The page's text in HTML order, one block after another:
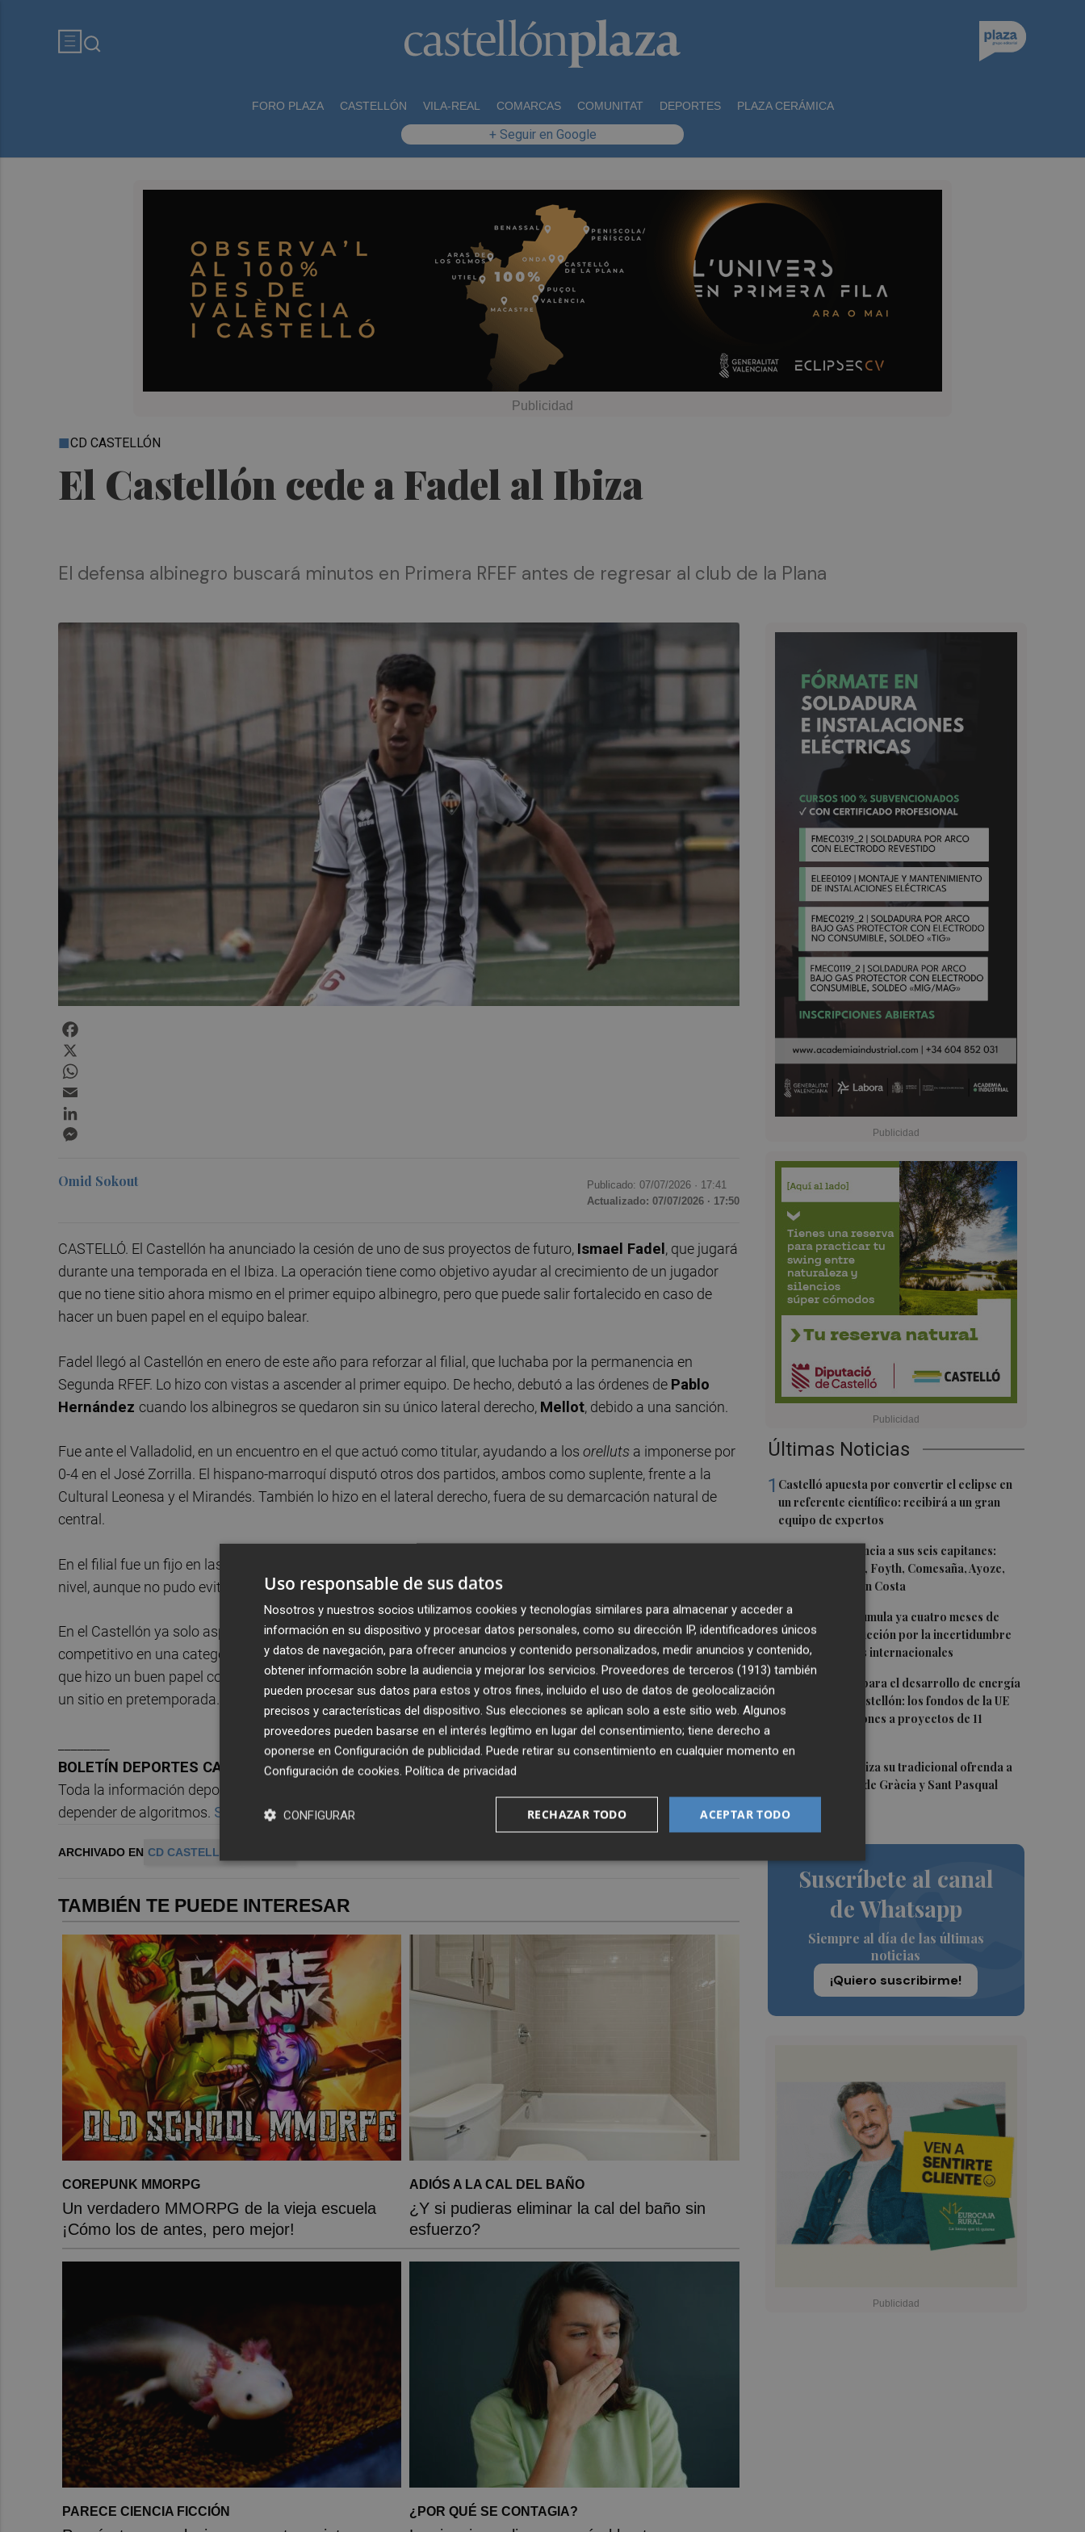
FORO PLAZA CASTELLÓN VILA-REAL COMARCAS COMUNITAT DEPORTES PLAZA CERÁMICA
+ Seguir en Google
El Castellón cede a Fadel al Ibiza
CD CASTELLÓN
El defensa albinegro buscará minutos en Primera RFEF antes de regresar al club de la Plana
Últimas Noticias
1 Castelló apuesta por convertir el eclipse en
un referente científico: recibirá a un gran
equipo de expertos
El Villarreal anuncia a sus seis capitanes:
Gerard Moreno, Foyth, Comesaña, Ayoze,
Cardona y Logan Costa
3La cerámica acumula ya cuatro meses de
caídas de producción por la incertidumbre
en los mercados internacionales
4
Otra inyección para el desarrollo de energía
renovable en Castellón: los fondos de la UE
destinan 19 millones a proyectos de 11
El Villarreal realiza su tradicional ofrenda a
la Mare de Déu de Gràcia y Sant Pasqual
Baylón
Suscríbete al canal
de Whatsapp
Siempre al día de las últimas
noticias
¡Quiero suscribirme!
Omid Sokout Publicado: 07/07/2026 · 17:41
Actualizado: 07/07/2026 · 17:50
CASTELLÓ. El Castellón ha anunciado la cesión de uno de sus proyectos de futuro, Ismael Fadel , que jugará
durante una temporada en el Ibiza. La operación tiene como objetivo ayudar al crecimiento de un jugador
que no tiene sitio ahora mismo en el primer equipo albinegro, pero que puede salir fortalecido en caso de
hacer un buen papel en el equipo balear.
Fadel llegó al Castellón en enero de este año para reforzar al filial, que luchaba por la permanencia en
Segunda RFEF. Lo hizo con vistas a ascender al primer equipo. De hecho, debutó a las órdenes de Pablo
Hernández cuando los albinegros se quedaron sin su único lateral derecho, Mellot, debido a una sanción.
Fue ante el Valladolid, en un encuentro en el que actuó como titular, ayudando a los orelluts a imponerse por
0-4 en el José Zorrilla. El hispano-marroquí disputó otros dos partidos, ambos como suplente, frente a la
Cultural Leonesa y el Mirandés. También lo hizo en el lateral derecho, fuera de su demarcación natural de
central.
En el filial fue un fijo en las alineaciones de
nivel, aunque no pudo evitar que el equipo descendiera a Tercera RFEF.
En el Castellón ya solo aspira a jugar en el primer equipo, pero no será de inmediato. Antes buscará bagaje
competitivo en una categoría nueva para él como es la Primera RFEF y seguir el ejemplo deJosé Albert,
que hizo un buen papel como cedido en el Ibiza antes de regresar al Castellón, donde ahora opta a ganarse
un sitio en pretemporada.
BOLETÍN DEPORTES CASTELLÓN PLAZA.
Toda la información deportiva de la provincia, enviada cada día a tu correo para seguir la actualidad sin
depender de algoritmos. Suscríbete gratis al boletín aquí.
ARCHIVADO EN CD CASTELLÓN
TAMBIÉN TE PUEDE INTERESAR
COREPUNK MMORPG
Un verdadero MMORPG de la vieja escuela
¡Cómo los de antes, pero mejor!
ADIÓS A LA CAL DEL BAÑO
¿Y si pudieras eliminar la cal del baño sin
esfuerzo?
PARECE CIENCIA FICCIÓN ¿POR QUÉ SE CONTAGIA?
Uso responsable de sus datos
Nosotros y nuestros socios utilizamos cookies y tecnologías similares para almacenar y acceder a
información en su dispositivo y procesar datos personales, como su dirección IP, identificadores únicos
y datos de navegación, para ofrecer anuncios y contenido personalizados, medir anuncios y contenido,
obtener información sobre la audiencia y mejorar los servicios. Proveedores de terceros (1913) también
pueden procesar sus datos para estos y otros fines, incluido el uso de datos de geolocalización
precisos y características del dispositivo. Sus elecciones se aplican solo a este sitio web. Algunos
proveedores pueden basarse en el interés legítimo en lugar del consentimiento; tiene derecho a
oponerse en Configuración de publicidad. Puede retirar su consentimiento en cualquier momento en
Configuración de cookies. Política de privacidad
ACEPTAR TODO
RECHAZAR TODO
CONFIGURAR